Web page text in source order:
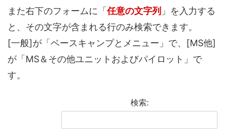
また右下のフォームに「任意の文字列 」を入力する
と、その文字が含まれる行のみ検索できます。
[一般]が「ベースキャンプとメニュー」で、[MS他]
が「MS＆その他ユニットおよびパイロット」で
す。
検索: